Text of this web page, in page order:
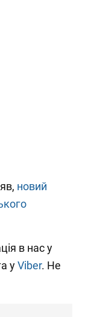
новий
в нас у
уViber. Не